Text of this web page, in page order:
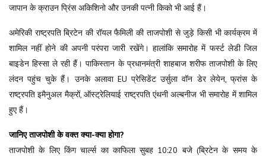
जापान के क्राउन प्रिंस अकिशिनो और उनकी पत्नी किको भी आई हैं।
अमेरिकी राष्ट्रपति ब्रिटेन की रॉयल फैमिली की ताजपोशी से जुड़े किसी भी कार्यक्रम में
शामिल नहीं होने की अपनी परंपरा जारी रखेंगे। हालांकि समारोह में फर्स्ट लेडी जिल
बाइडेन हिस्सा ले रही हैं। पाकिस्तान के प्रधानमंत्री शाहबाज शरीफ ताजपोशी के लिए
लंदन पहुंच चुके हैं। उनके अलावा EU प्रेसिडेंट उर्सुला वॉन डेर लेयेन, फ्रांस के
राष्ट्रपति इमैनुअल मैक्रों, ऑस्ट्रेलियाई राष्ट्रपति एंथनी अल्बनीज भी समारोह में शामिल
हुए हैं।
जानिए ताजपोशी के वक्त क्या-क्या होगा?
ताजपोशी के लिए किंग चार्ल्स का काफिला सुबह 10:20 बजे (ब्रिटेन के समय के